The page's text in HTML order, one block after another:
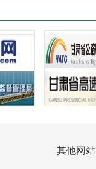
其他网站